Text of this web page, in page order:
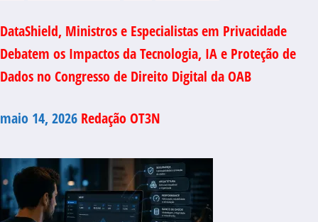
DataShield, Ministros e Especialistas em Privacidade
Debatem os Impactos da Tecnologia, IA e Proteção de
Dados no Congresso de Direito Digital da OAB
maio 14, 2026 Redação OT3N